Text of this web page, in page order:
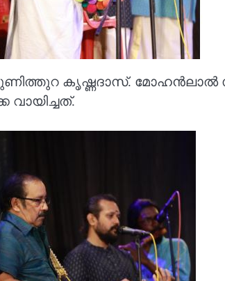
കൃഷ്ണദാസ്. മോഹൻലാൽ
വായിച്ചത്.